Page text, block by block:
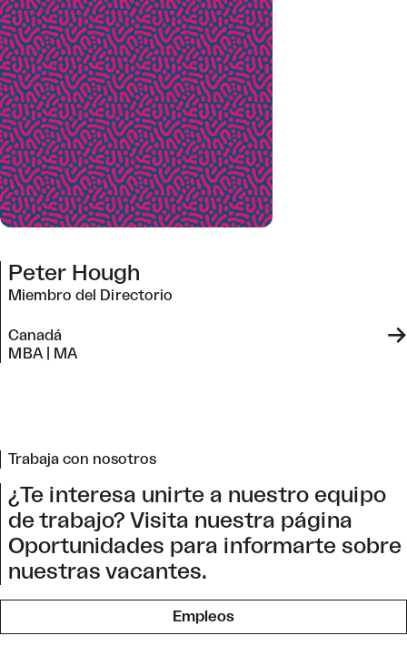
Peter Hough
Miembro del Directorio
Canadá
MBA | MA
->
Trabaja con nosotros
¿Te interesa unirte a nuestro equipo
de trabajo? Visita nuestra página
Oportunidades para informarte sobre
nuestras vacantes.
Empleos